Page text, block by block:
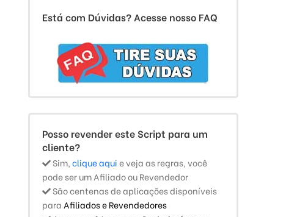
Está com Dúvidas? Acesse nosso FAQ
Posso revender este Script para um
cliente?
Sim,clique aquie veja as regras, você
pode ser um Afiliado ou Revendedor
São centenas de aplicações disponíveis
para Afiliados e Revendedores